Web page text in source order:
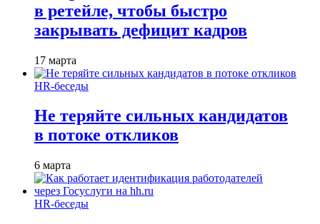
в ретейле, чтобы быстро
закрывать дефицит кадров
17 марта
HR-беседы
Не теряйте сильных кандидатов
в потоке откликов
6 марта
HR-беседы